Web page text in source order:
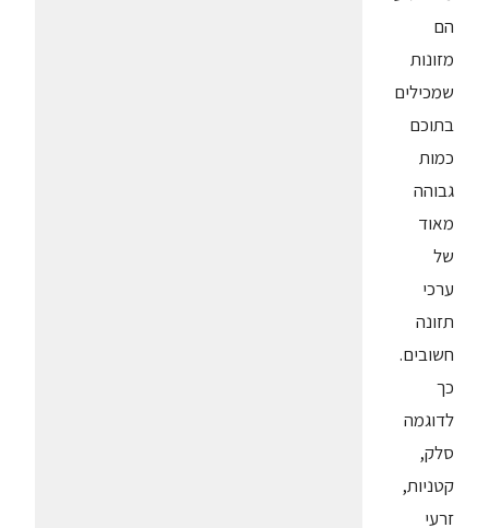
הם
מזונות
שמכילים
בתוכם
כמות
גבוהה
מאוד
של
ערכי
תזונה
חשובים.
כך
לדוגמה
סלק,
קטניות,
זרעי